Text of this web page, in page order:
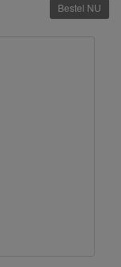
Bestel NU